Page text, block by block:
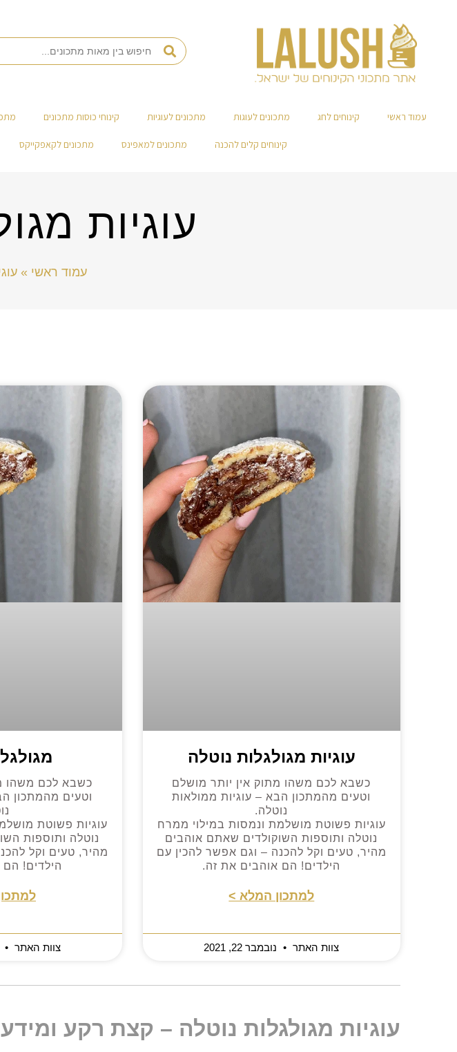
עמוד ראשי קינוחים לחג מתכונים לעוגות מתכונים לעוגיות קינוחי כוסות מתכונים
קינוחים קלים להכנה מתכונים למאפינס מתכונים לקאפקייקס
עוגיות
עמוד ראשי »
עוגיות מגולגלות נוטלה
כשבא לכם משהו מתוק אין יותר מושלם
וטעים מהמתכון הבא – עוגיות ממולאות
נוטלה.
עוגיות פשוטת מושלמת ונמסות במילוי ממרח
נוטלה ותוספות השוקולדים שאתם אוהבים
מהיר, טעים וקל להכנה – וגם אפשר להכין עם
הילדים! הם אוהבים את זה.
למתכון המלא >
צוות האתר נובמבר 22, 2021
כשבא לכם משהו
וטעים מהמתכון
עוגיות פשוטת
נוטלה ותוספות
מהיר, טעים וקל
הילדים!
צוות האתר
עוגיות מגולגלות נוטלה – קצת רקע